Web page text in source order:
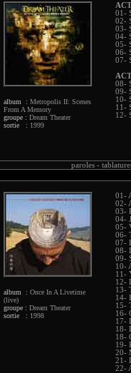
album : Metropolis II: Scenes
From A Memory
groupe : Dream Theater
sortie : 1999
01-
02-
03-
04-
05-
06-
07-
08-
09-
10-
11-
12-
paroles -
album : Once In A Livetime
(live)
groupe : Dream Theater
sortie : 1998
01-
02-
03-
04-
05-
06-
07-
08-
09-
10-
11-
12-
13-
14-
15-
16-
17-
18-
18-
19-
20-
21-
22-